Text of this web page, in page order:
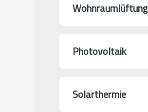
Wohnraumlüftung
Photovoltaik
Solarthermie